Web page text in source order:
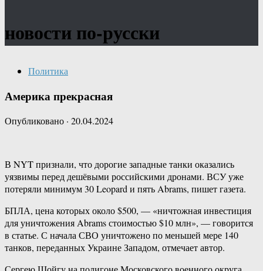
новости по-русски
Политика
Америка прекрасная
Опубликовано · 20.04.2024
В NYT признали, что дорогие западные танки оказались
уязвимы перед дешёвыми российскими дронами. ВСУ уже
потеряли минимум 30 Leopard и пять Abrams, пишет газета.
БПЛА, цена которых около $500, — «ничтожная инвестиция
для уничтожения Abrams стоимостью $10 млн», — говорится
в статье. С начала СВО уничтожено по меньшей мере 140
танков, переданных Украине Западом, отмечает автор.